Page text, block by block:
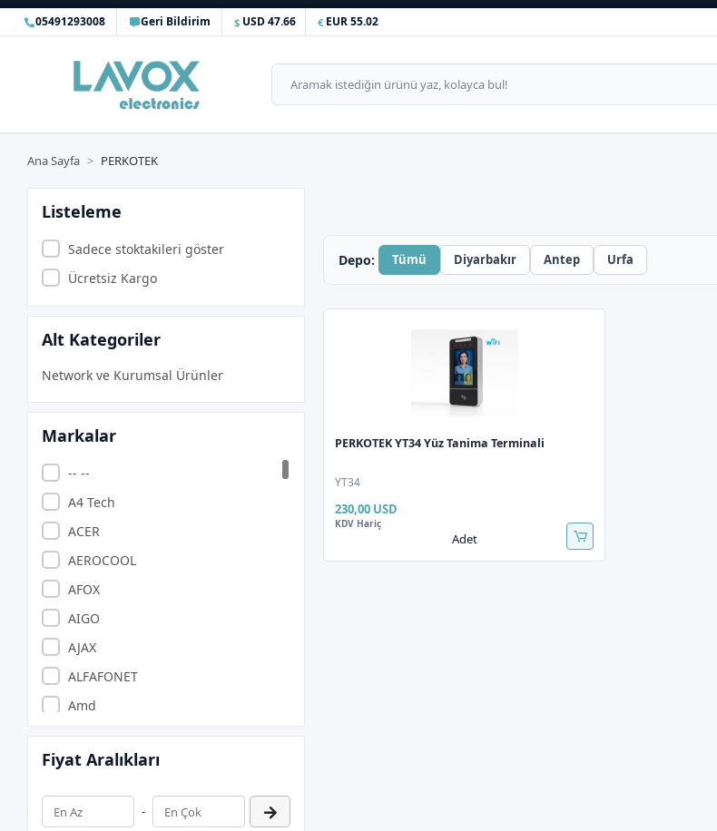
05491293008 Geri Bildirim USD 47.66 EUR 55.02
Ana Sayfa PERKOTEK
Listeleme
Sadece stoktakileri göster
Ücretsiz Kargo
Alt Kategoriler
Network ve Kurumsal Ürünler
Markalar
-- --
A4 Tech
ACER
AEROCOOL
AFOX
AIGO
AJAX
ALFAFONET
Amd
APACER
APARATCI
APRONX
Fiyat Aralıkları
-
Depo: Tümü Diyarbakır Antep Urfa
PERKOTEK YT34 Yüz Tanima Terminali
YT34
230,00 USD
KDV Hariç
Adet